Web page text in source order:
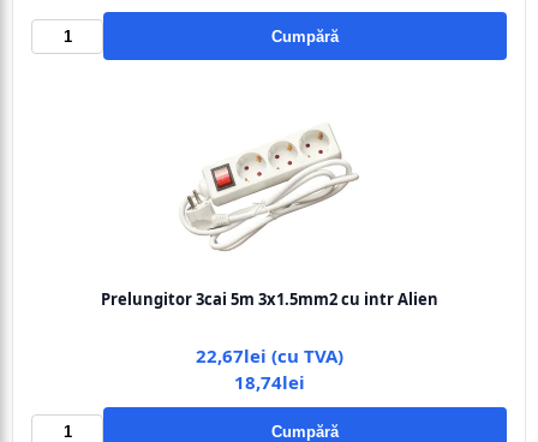
Cumpără
Prelungitor 3cai 5m 3x1.5mm2 cu intr Alien
22,67lei (cu TVA)
18,74lei
Cumpără